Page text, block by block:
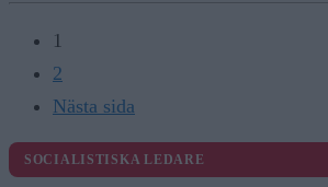
1
2
Nästa sida
SOCIALISTISKA LEDARE